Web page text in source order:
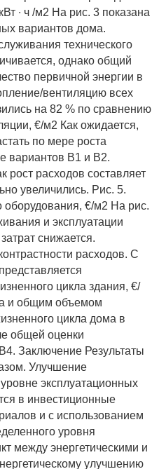
∙ ч /м2 На рис. 3 показана
вариантов дома.
технического
однако общий
первичной энергии в
вентиляцию всех
на 82 % по сравнению
€/м2 Как ожидается,
по мере роста
вариантов В1 и В2.
рост расходов составляет
увеличились. Рис. 5.
оборудования, €/м2 На рис.
и эксплуатации
снижается.
расходов. С
цикла здания, €/
и общим объемом
цикла дома в
общей оценки
Заключение Результаты
Улучшение
эксплуатационных
в инвестиционные
и с использованием
уровня
между энергетическими и
улучшению